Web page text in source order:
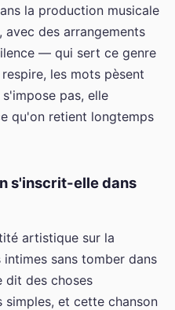
la production musicale
des arrangements
— qui sert ce genre
les mots pèsent
pas, elle
qu'on retient longtemps
s'inscrit-elle dans
artistique sur la
sans tomber dans
dit des choses
et cette chanson